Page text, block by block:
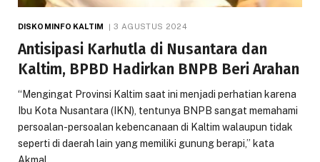
DISKOMINFO KALTIM 3 AGUSTUS 2024
Antisipasi Karhutla di Nusantara dan
Kaltim, BPBD Hadirkan BNPB Beri Arahan
“Mengingat Provinsi Kaltim saat ini menjadi perhatian karena
Ibu Kota Nusantara (IKN), tentunya BNPB sangat memahami
persoalan-persoalan kebencanaan di Kaltim walaupun tidak
seperti di daerah lain yang memiliki gunung berapi,” kata
Akmal.